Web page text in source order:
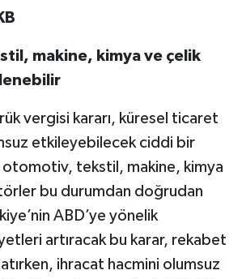
makine, kimya ve çelik
vergisi kararı, küresel ticaret
etkileyebilecek ciddi bir
otomotiv, tekstil, makine, kimya
bu durumdan doğrudan
ABD’ye yönelik
artıracak bu karar, rekabet
ihracat hacmini olumsuz